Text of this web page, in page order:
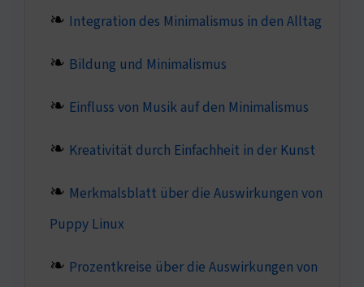
Integration des Minimalismus in den Alltag
Bildung und Minimalismus
Einfluss von Musik auf den Minimalismus
Kreativität durch Einfachheit in der Kunst
Merkmalsblatt über die Auswirkungen von
Puppy Linux
Prozentkreise über die Auswirkungen von